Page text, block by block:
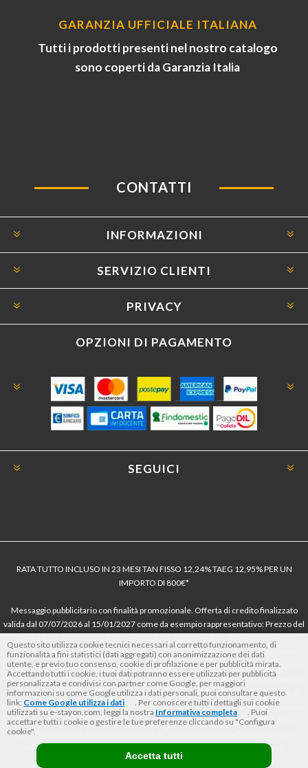
GARANZIA UFFICIALE ITALIANA
Tutti i prodotti presenti nel nostro catalogo
sono coperti da Garanzia Italia
CONTATTI
INFORMAZIONI
SERVIZIO CLIENTI
PRIVACY
OPZIONI DI PAGAMENTO
SEGUICI
RATA TUTTO INCLUSO IN 23 MESI TAN FISSO 12,24% TAEG 12,95% PER UN
IMPORTO DI 800€*
Messaggio pubblicitario con finalità promozionale. Offerta di credito finalizzato
valida dal 07/07/2026 al 15/01/2027 come da esempio rappresentativo: Prezzo del
dell’offerta azzerati. Importo totale del credito € 800. Importo totale dovuto dal
Consumatore € 920. Decorrenza media della prima rata a 90 giorni. Al fine di gestire
le tue spese in modo responsabile e di conoscere eventuali altre offerte disponibili,
Findomestic ti ricorda, prima di sottoscrivere il contratto, di prendere visione di
tutte le condizioni economiche e contrattuali, facendo riferimento alle Informazioni
Europee di Base sul Credito ai Consumatori (IEBCC) nel percorso online. Salvo
approvazione di Findomestic Banca S.p.A.. Il rivenditore (StayON) opera quale
intermediario del credito per Findomestic Banca S.p.A., non in esclusiva.
Questo sito utilizza cookie tecnici necessari al corretto funzionamento, di
funzionalità a fini statistici (dati aggregati) con anonimizzazione dei dati
utente, e previo tuo consenso, cookie di profilazione e per pubblicità mirata.
Accettando tutti i cookie, i tuoi dati potranno essere utilizzati per pubblicità
personalizzata e condivisi con partner come Google, per maggiori
informazioni su come Google utilizza i dati personali, puoi consultare questo
link: Come Google utilizza i dati
. Per conoscere tutti i dettagli sui cookie
utilizzati su e-stayon.com, leggi la nostra Informativa completa
. Puoi
accettare tutti i cookie o gestire le tue preferenze cliccando su "Configura
cookie".
Accetta tutti